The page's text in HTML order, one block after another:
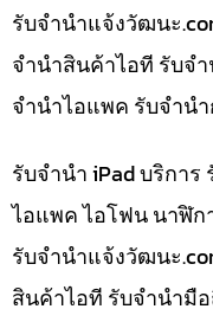
รับจํานําแจ้งวัฒนะ
จำนำสินค้าไอที รับจ
จำนำไอแพค รับจำน
รับจำนำ iPad บริกา
ไอแพค ไอโฟน นาฬิก
รับจํานําแจ้งวัฒนะ
สินค้าไอที รับจำนำมื